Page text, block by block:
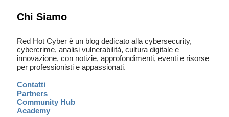
Chi Siamo
Red Hot Cyber è un blog dedicato alla cybersecurity,
cybercrime, analisi vulnerabilità, cultura digitale e
innovazione, con notizie, approfondimenti, eventi e risorse
per professionisti e appassionati.
Contatti
Partners
Community Hub
Academy